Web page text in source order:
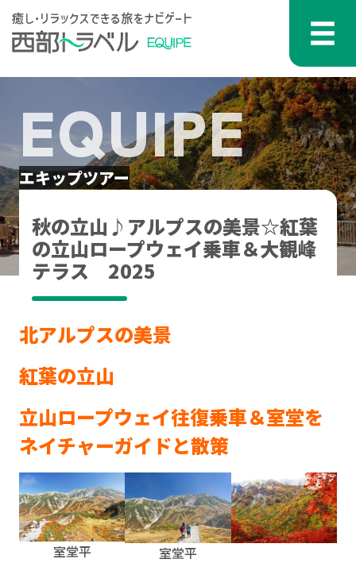
コンテンツへスキップ
メインナビゲーション
EQUIPE
エキップツアー
秋の立山♪アルプスの美景☆紅葉
の立山ロープウェイ乗車＆大観峰
テラス 2025
北アルプスの美景
紅葉の立山
立山ロープウェイ往復乗車＆室堂を
ネイチャーガイドと散策
室堂平 室堂平